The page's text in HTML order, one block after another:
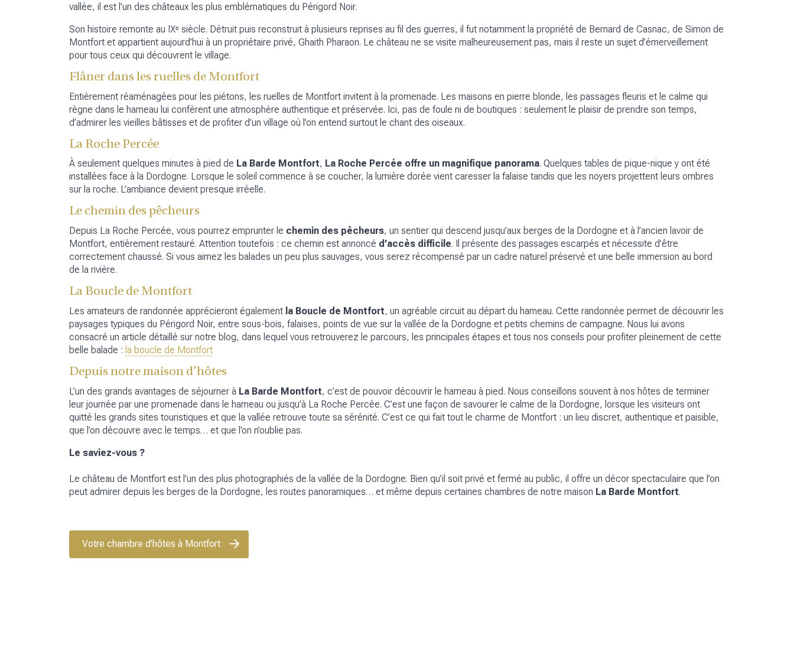
vallée, il est l’un des châteaux les plus emblématiques du Périgord Noir.
Son histoire remonte au IXᵉ siècle. Détruit puis reconstruit à plusieurs reprises au fil des guerres, il fut notamment la propriété de Bernard de Casnac, de Simon de
Montfort et appartient aujourd’hui à un propriétaire privé, Ghaith Pharaon. Le château ne se visite malheureusement pas, mais il reste un sujet d’émerveillement
pour tous ceux qui découvrent le village.
Flâner dans les ruelles de Montfort
Entièrement réaménagées pour les piétons, les ruelles de Montfort invitent à la promenade. Les maisons en pierre blonde, les passages fleuris et le calme qui
règne dans le hameau lui confèrent une atmosphère authentique et préservée. Ici, pas de foule ni de boutiques : seulement le plaisir de prendre son temps,
d’admirer les vieilles bâtisses et de profiter d’un village où l’on entend surtout le chant des oiseaux.
La Roche Percée
À seulement quelques minutes à pied de La Barde Montfort, La Roche Percée offre un magnifique panorama. Quelques tables de pique-nique y ont été
installées face à la Dordogne. Lorsque le soleil commence à se coucher, la lumière dorée vient caresser la falaise tandis que les noyers projettent leurs ombres
sur la roche. L’ambiance devient presque irréelle.
Le chemin des pêcheurs
Depuis La Roche Percée, vous pourrez emprunter le chemin des pêcheurs, un sentier qui descend jusqu’aux berges de la Dordogne et à l’ancien lavoir de
Montfort, entièrement restauré. Attention toutefois : ce chemin est annoncé d’accès difficile. Il présente des passages escarpés et nécessite d’être
correctement chaussé. Si vous aimez les balades un peu plus sauvages, vous serez récompensé par un cadre naturel préservé et une belle immersion au bord
de la rivière.
La Boucle de Montfort
Les amateurs de randonnée apprécieront également la Boucle de Montfort, un agréable circuit au départ du hameau. Cette randonnée permet de découvrir les
paysages typiques du Périgord Noir, entre sous-bois, falaises, points de vue sur la vallée de la Dordogne et petits chemins de campagne. Nous lui avons
consacré un article détaillé sur notre blog, dans lequel vous retrouverez le parcours, les principales étapes et tous nos conseils pour profiter pleinement de cette
belle balade : la boucle de Montfort
Depuis notre maison d’hôtes
L’un des grands avantages de séjourner à La Barde Montfort, c’est de pouvoir découvrir le hameau à pied. Nous conseillons souvent à nos hôtes de terminer
leur journée par une promenade dans le hameau ou jusqu’à La Roche Percée. C’est une façon de savourer le calme de la Dordogne, lorsque les visiteurs ont
quitté les grands sites touristiques et que la vallée retrouve toute sa sérénité. C’est ce qui fait tout le charme de Montfort : un lieu discret, authentique et paisible,
que l’on découvre avec le temps… et que l’on n’oublie pas.
Le saviez-vous ?
Le château de Montfort est l’un des plus photographiés de la vallée de la Dordogne. Bien qu’il soit privé et fermé au public, il offre un décor spectaculaire que l’on
peut admirer depuis les berges de la Dordogne, les routes panoramiques… et même depuis certaines chambres de notre maison La Barde Montfort.
Votre chambre d’hôtes à Montfort